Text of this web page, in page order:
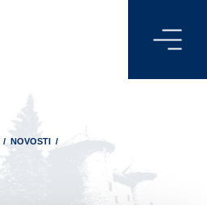
/ NOVOSTI /